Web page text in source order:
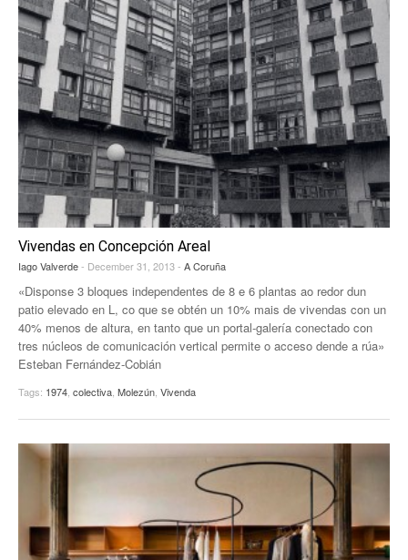
Vivendas en Concepción Areal
Iago Valverde- December 31, 2013 - A Coruña
«Disponse 3 bloques independentes de 8 e 6 plantas ao redor dun
patio elevado en L, co que se obtén un 10% mais de vivendas con un
40% menos de altura, en tanto que un portal-galería conectado con
tres núcleos de comunicación vertical permite o acceso dende a rúa»
Esteban Fernández-Cobián
Tags: 1974, colectiva, Molezún, Vivenda